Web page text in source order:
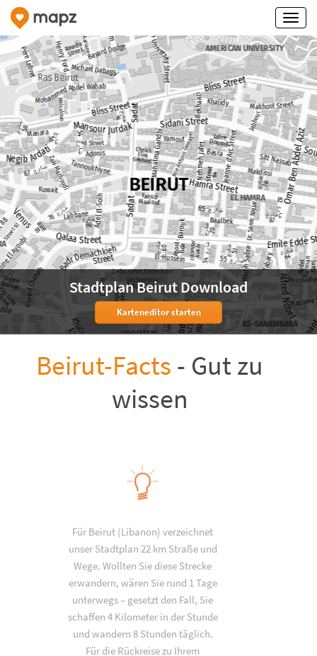
Stadtplan Beirut Download
Karteneditor starten
Beirut-Facts - Gut zu
wissen
Für Beirut (Libanon) verzeichnet
unser Stadtplan 22 km Straße und
Wege. Wollten Sie diese Strecke
erwandern, wären Sie rund 1 Tage
unterwegs – gesetzt den Fall, Sie
schaffen 4 Kilometer in der Stunde
und wandern 8 Stunden täglich.
Für die Rückreise zu Ihrem